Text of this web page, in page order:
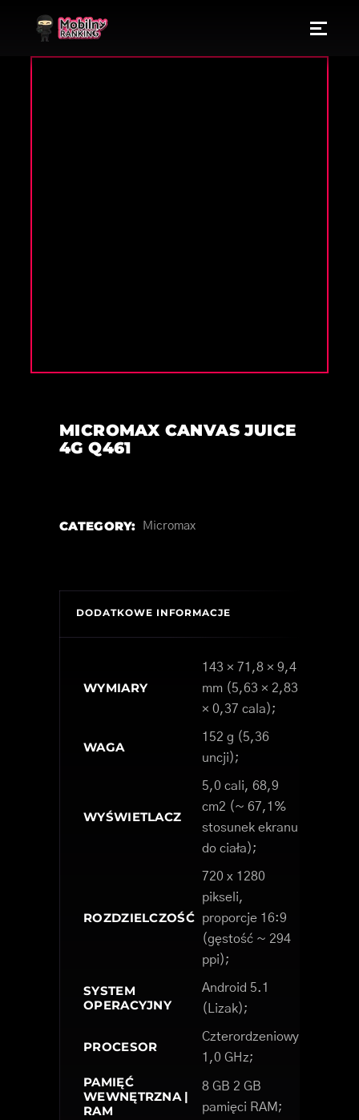
MICROMAX CANVAS JUICE
4G Q461
CATEGORY: Micromax
DODATKOWE INFORMACJE
WYMIARY
143 × 71,8 × 9,4
mm (5,63 × 2,83
× 0,37 cala);
WAGA
152 g (5,36
uncji);
WYŚWIETLACZ
5,0 cali, 68,9
cm2 (~ 67,1%
stosunek ekranu
do ciała);
ROZDZIELCZOŚĆ
720 x 1280
pikseli,
proporcje 16:9
(gęstość ~ 294
ppi);
SYSTEM
OPERACYJNY
Android 5.1
(Lizak);
PROCESOR
Czterordzeniowy
1,0 GHz;
PAMIĘĆ
WEWNĘTRZNA |
RAM
8 GB 2 GB
pamięci RAM;